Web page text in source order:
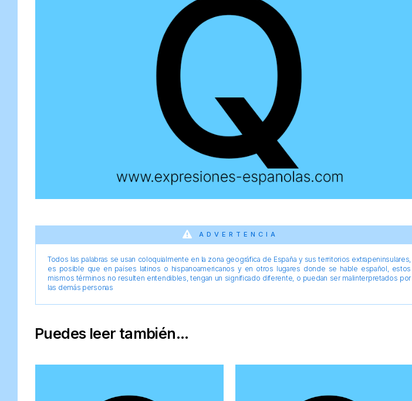
ADVERTENCIA
Todos las palabras se usan coloquialmente en la zona geográfica de España y sus territorios extrapeninsulares,
es posible que en países latinos o hispanoamericanos y en otros lugares donde se hable español, estos
mismos términos no resulten entendibles, tengan un significado diferente, o puedan ser malinterpretados por
las demás personas
Puedes leer también...